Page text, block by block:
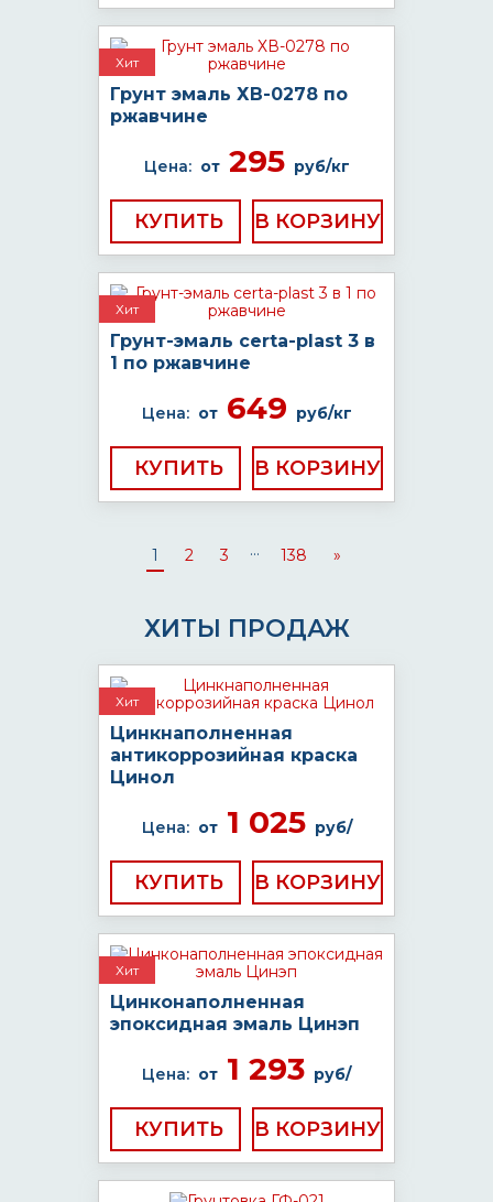
Хит
Грунт эмаль ХВ-0278 по
ржавчине
Цена: от295 руб/кг
КУПИТЬ
Хит
Грунт-эмаль certa-plast 3 в
1 по ржавчине
Цена: от649 руб/кг
КУПИТЬ
1 2 3 ... 138 »
ХИТЫ ПРОДАЖ
Хит
Цинкнаполненная
антикоррозийная краска
Цинол
Цена: от1 025 руб/
КУПИТЬ
Хит
Цинконаполненная
эпоксидная эмаль Цинэп
Цена: от 1 293 руб/
КУПИТЬ